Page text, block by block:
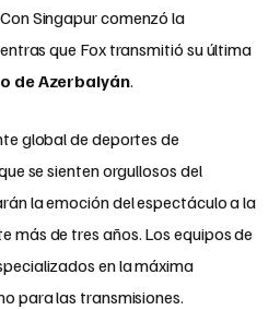
Singapur comenzó la
que Fox transmitió su última
de Azerbaiyán.​
global de deportes de
se sienten orgullosos del
la emoción del espectáculo a la
más de tres años. Los equipos de
en la máxima
para las transmisiones.​